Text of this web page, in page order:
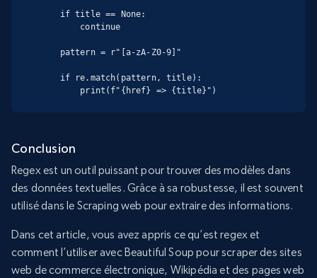
        print(f"{href} => {title}")
Conclusion
Regex est un outil puissant pour trouver des modèles dans
des données textuelles. Grâce à sa robustesse, il est souvent
utilisé dans le Scraping web pour extraire des informations.
Dans cet article, vous avez appris ce qu’est regex et
comment l’utiliser avec Beautiful Soup pour scraper des sites
web de commerce électronique, Wikipédia et des pages web